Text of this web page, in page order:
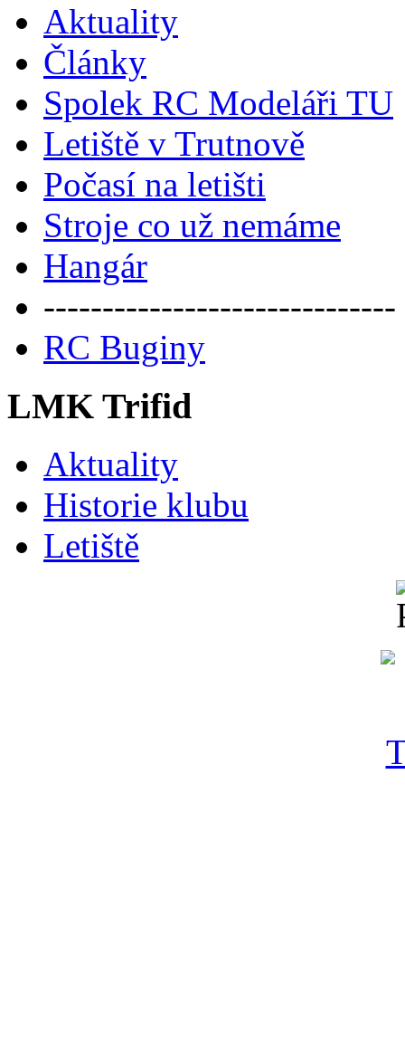
Aktuality
Články
Spolek RC Modeláři TU
Letiště v Trutnově
Počasí na letišti
Stroje co už nemáme
Hangár
------------------------------
RC Buginy
LMK Trifid
Aktuality
Historie klubu
Letiště